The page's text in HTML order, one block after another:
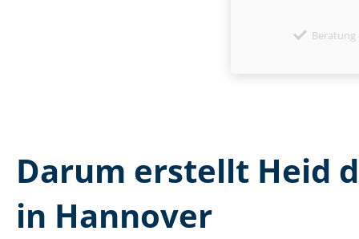
Darum erstellt Heid
in Hannover